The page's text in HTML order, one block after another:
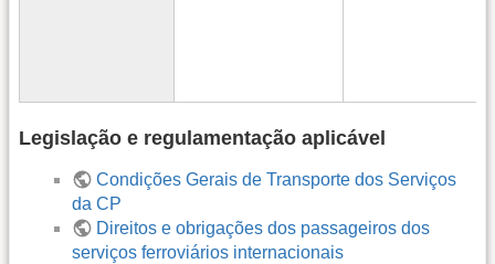
Legislação e regulamentação aplicável
Condições Gerais de Transporte dos Serviços
da CP
Direitos e obrigações dos passageiros dos
serviços ferroviários internacionais